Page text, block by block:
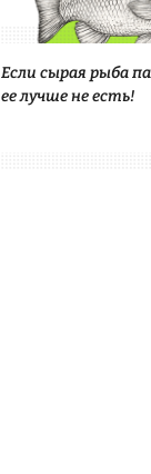
Если сырая рыба
ее лучше не есть!